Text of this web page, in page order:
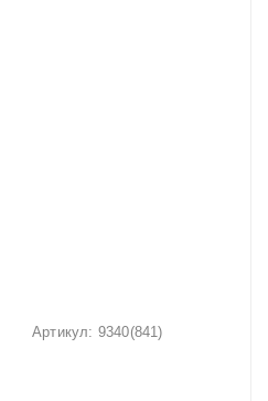
Артикул: 9340(841)